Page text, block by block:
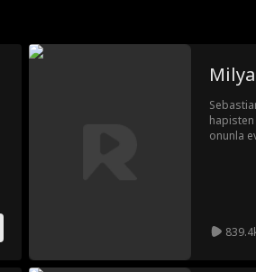
hapisten
onunla